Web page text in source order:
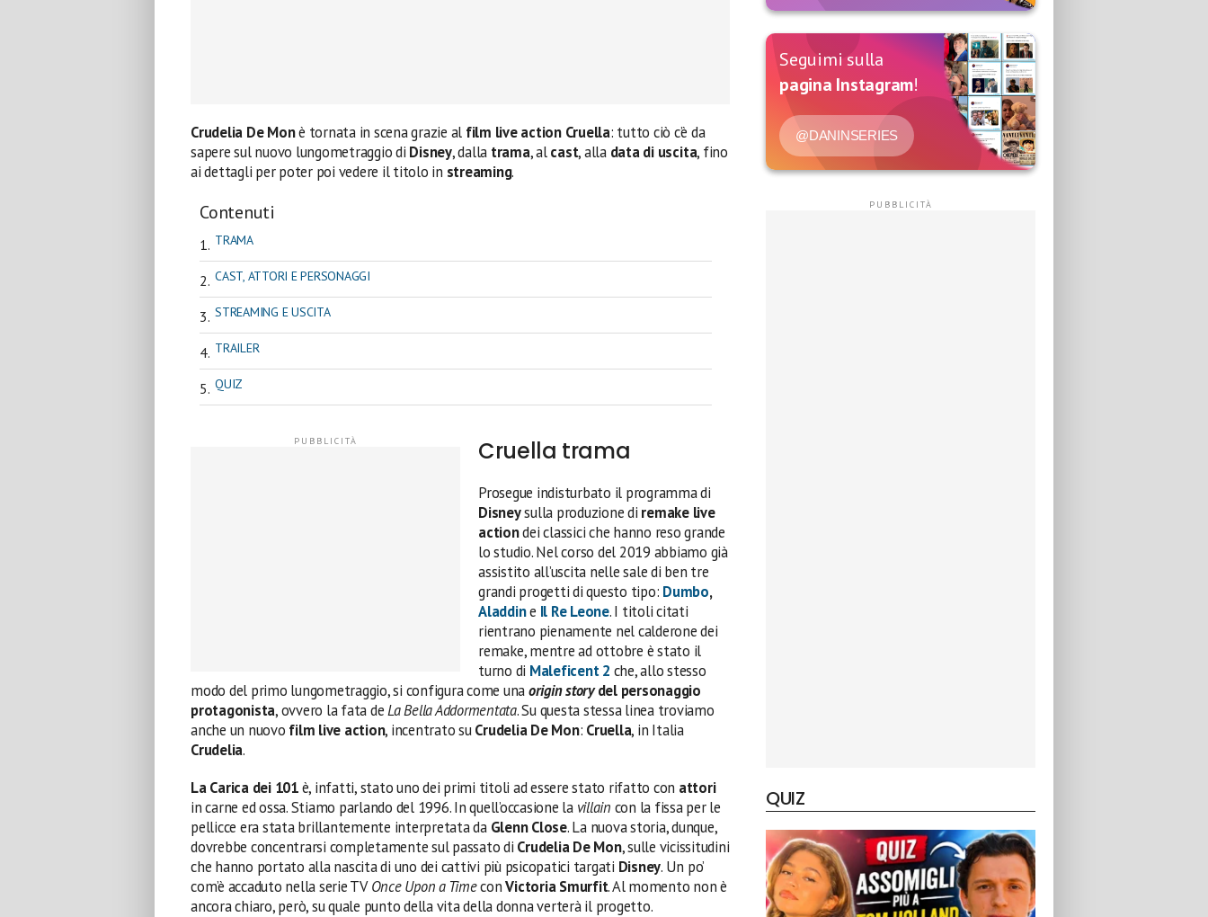
Crudelia De Monè tornata in scena grazie al film live action Cruella: tutto ciò c’è da
sapere sul nuovo lungometraggio di Disney, dalla trama, alcast, alla data di uscita, fino
ai dettagli per poter poi vedere il titolo in streaming.
Contenuti
TRAMA
CAST, ATTORI E PERSONAGGI
STREAMING E USCITA
TRAILER
QUIZ
Cruella trama
Prosegue indisturbato il programma di
Disneysulla produzione di remake live
actiondei classici che hanno reso grande
lo studio. Nel corso del 2019 abbiamo già
assistito all’uscita nelle sale di ben tre
grandi progetti di questo tipo: Dumbo,
Aladdine Il Re Leone. I titoli citati
rientrano pienamente nel calderone dei
remake, mentre ad ottobre è stato il
turno di Maleficent 2 che, allo stesso
modo del primo lungometraggio, si configura come unaorigin storydel personaggio
protagonista, ovvero la fata deLa Bella Addormentata. Su questa stessa linea troviamo
anche un nuovo film live action, incentrato suCrudelia De Mon: Cruella, in Italia
Crudelia.
La Carica dei 101è, infatti, stato uno dei primi titoli ad essere stato rifatto con attori
in carne ed ossa. Stiamo parlando del 1996. In quell’occasione la villain con la fissa per le
pellicce era stata brillantemente interpretata da Glenn Close. La nuova storia, dunque,
dovrebbe concentrarsi completamente sul passato di Crudelia De Mon, sulle vicissitudini
che hanno portato alla nascita di uno dei cattivi più psicopatici targati Disney. Un po’
com’è accaduto nella serie TVOnce Upon a TimeconVictoria Smurfit. Al momento non è
ancora chiaro, però, su quale punto della vita della donna verterà il progetto.
Seguimi sulla
pagina Instagram!
@DANINSERIES
QUIZ